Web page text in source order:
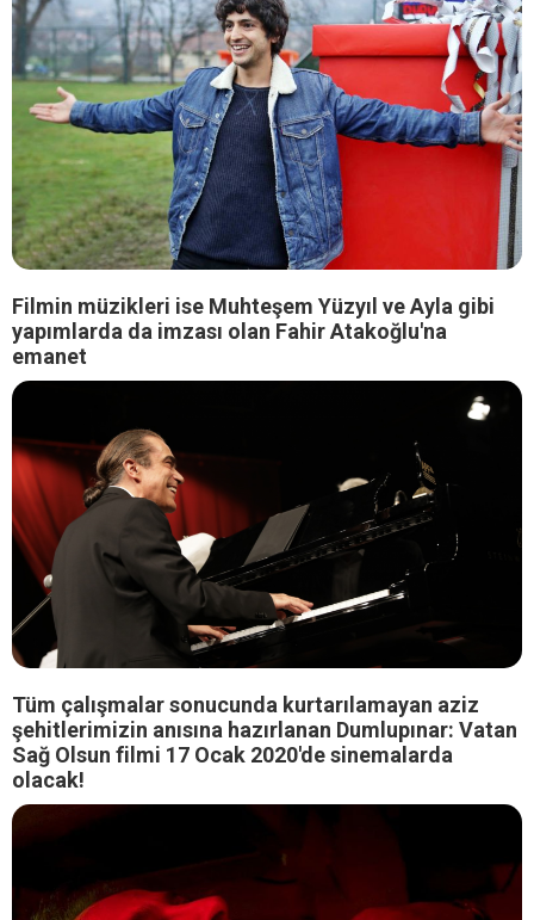
Filmin müzikleri ise Muhteşem Yüzyıl ve Ayla gibi
yapımlarda da imzası olan Fahir Atakoğlu'na
emanet
Tüm çalışmalar sonucunda kurtarılamayan aziz
şehitlerimizin anısına hazırlanan Dumlupınar: Vatan
Sağ Olsun filmi 17 Ocak 2020'de sinemalarda
olacak!